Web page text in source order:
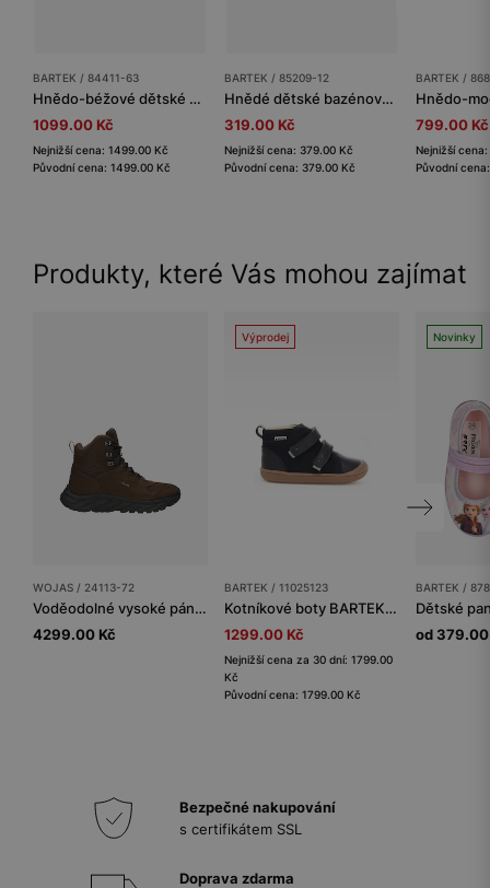
BARTEK / 84411-63
Hnědo-béžové dětské sandály s aplikací lišky BARTEK 84411-63
1099.00 Kč
Nejnižší cena: 1499.00 Kč
Původní cena: 1499.00 Kč
BARTEK / 85209-12
Hnědé dětské bazénové sandály s tygříkem BARTEK 85209-12
319.00 Kč
Nejnižší cena: 379.00 Kč
Původní cena: 379.00 Kč
BARTEK /
799.00 Kč
Nejnižší
Původní
Produkty, které Vás mohou zajímat
WOJAS / 24113-72
Voděodolné vysoké pánské trekové boty z nubuku
4299.00 Kč
Výprodej
BARTEK / 11025123
Kotníkové boty BARTEK 11025123, tmavě modré
1299.00 Kč
Nejnižší cena za 30 dní: 1799.00
Kč
Původní cena: 1799.00 Kč
Novinky
BARTEK /
od 379.00
Bezpečné nakupování
s certifikátem SSL
Doprava zdarma